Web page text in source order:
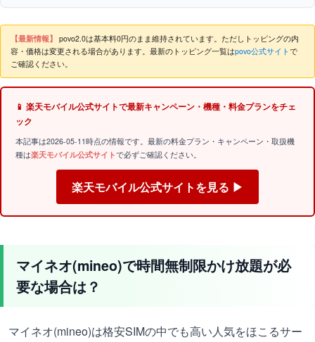
【最新情報】 povo2.0は基本料0円のまま維持されています。ただしトッピングの内
容・価格は変更される場合があります。最新のトッピング一覧はpovo公式サイトで
ご確認ください。
📱 楽天モバイル公式サイトで最新キャンペーン・機種・料金プランをチェ
ック
本記事は2026-05-11時点の情報です。最新の料金プラン・キャンペーン・取扱機
種は楽天モバイル公式サイトで必ずご確認ください。
楽天モバイル公式サイトを見る ▶
マイネオ(mineo)で時間無制限かけ放題が必
要な場合は？
マイネオ(mineo)は格安SIMの中でも高い人気をほこるサー